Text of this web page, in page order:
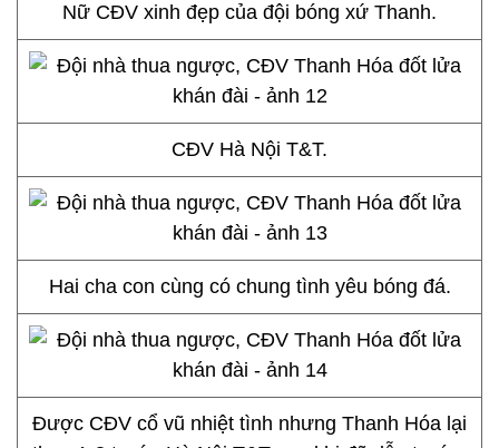
Nữ CĐV xinh đẹp của đội bóng xứ Thanh.
CĐV Hà Nội T&T.
Hai cha con cùng có chung tình yêu bóng đá.
Được CĐV cổ vũ nhiệt tình nhưng Thanh Hóa lại